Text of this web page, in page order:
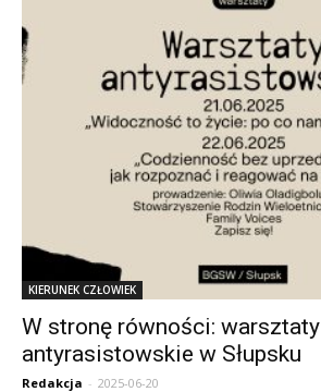
KIERUNEK CZŁOWIEK
W stronę równości: warsztaty
antyrasistowskie w Słupsku
Redakcja - 2025-06-20